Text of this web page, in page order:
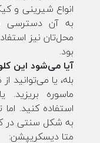
انواع شیرینی و
به آن دسترسی
محل‌تان نیز
بود.
آیا می‌شود این
بله، یا می‌توانید
ماسوره بریزید.
استفاده کنید.
به شکل سنتی در
متا دیسکریپشن: